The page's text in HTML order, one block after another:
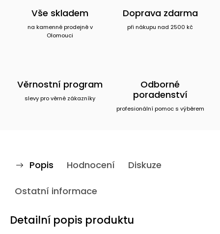
Vše skladem
na kamenné prodejně v
Olomouci
Doprava zdarma
při nákupu nad 2500 kč
Věrnostní program
slevy pro věrné zákazníky
Odborné
poradenství
profesionální pomoc s výběrem
Popis Hodnocení Diskuze
Ostatní informace
Detailní popis produktu